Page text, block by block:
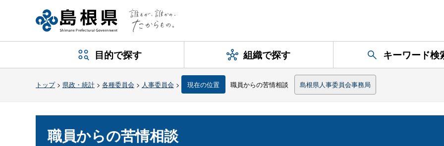
目的で探す 組織で探す キーワード検
トップ> 県政・統計 > 各種委員会 > 人事委員会 > 現在の位置 職員からの苦情相談 島根県人事委員会事務局
職員からの苦情相談